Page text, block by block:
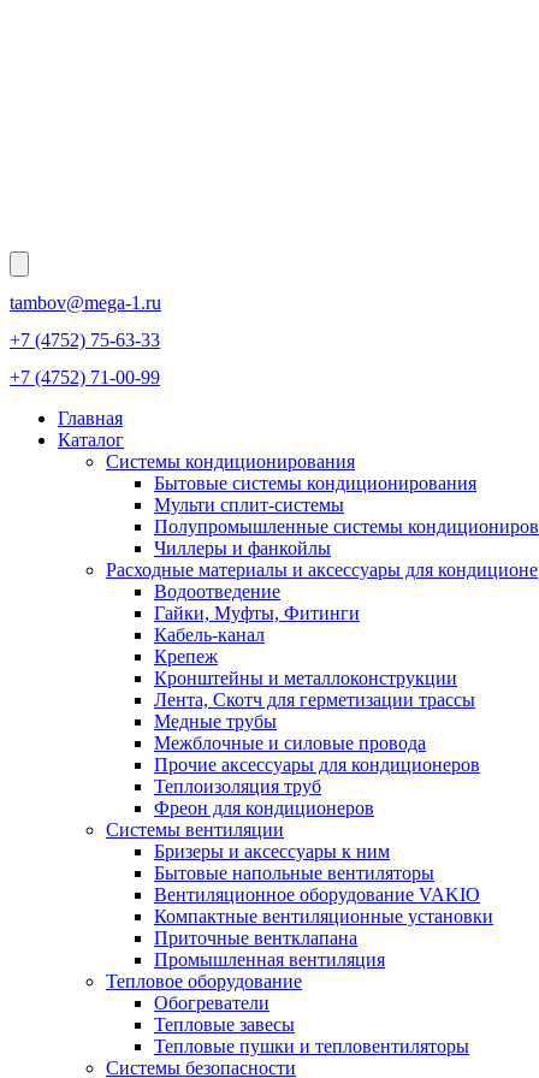
tambov@mega-1.ru
+7 (4752) 75-63-33
+7 (4752) 71-00-99
Главная
Каталог
Системы кондиционирования
Бытовые системы кондиционирования
Мульти сплит-системы
Полупромышленные системы
Чиллеры и фанкойлы
Расходные материалы и аксессуары для
Водоотведение
Гайки, Муфты, Фитинги
Кабель-канал
Крепеж
Кронштейны и металлоконструкции
Лента, Скотч для герметизации трассы
Медные трубы
Межблочные и силовые провода
Прочие аксессуары для кондиционеров
Теплоизоляция труб
Фреон для кондиционеров
Системы вентиляции
Бризеры и аксессуары к ним
Бытовые напольные вентиляторы
Вентиляционное оборудование VAKIO
Компактные вентиляционные установки
Приточные вентклапана
Промышленная вентиляция
Тепловое оборудование
Обогреватели
Тепловые завесы
Тепловые пушки и тепловентиляторы
Системы безопасности